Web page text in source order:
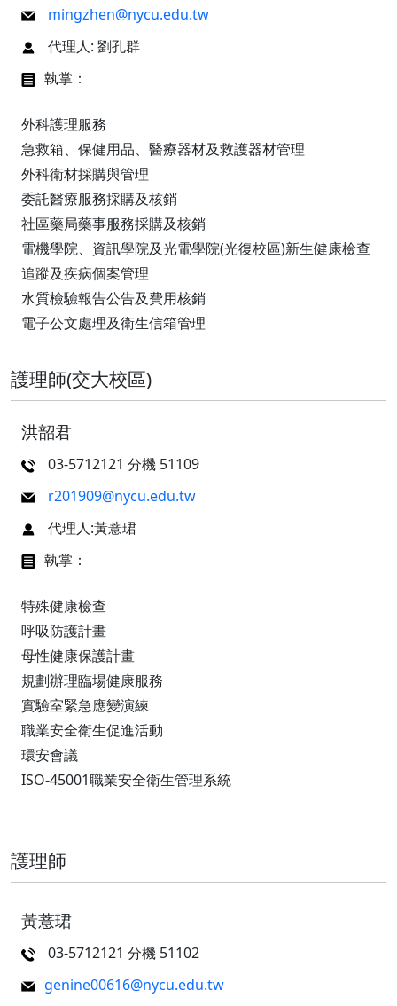
mingzhen@nycu.edu.tw
代理人: 劉孔群
執掌：
外科護理服務
急救箱、保健用品、醫療器材及救護器材管理
外科衛材採購與管理
委託醫療服務採購及核銷
社區藥局藥事服務採購及核銷
電機學院、資訊學院及光電學院(光復校區)新生健康檢查
追蹤及疾病個案管理
水質檢驗報告公告及費用核銷
電子公文處理及衛生信箱管理
護理師(交大校區)
洪韶君
03-5712121 分機 51109
r201909@nycu.edu.tw
代理人:黃薏珺
執掌：
特殊健康檢查
呼吸防護計畫
母性健康保護計畫
規劃辦理臨場健康服務
實驗室緊急應變演練
職業安全衛生促進活動
環安會議
ISO-45001職業安全衛生管理系統
護理師
黃薏珺
03-5712121 分機 51102
genine00616@nycu.edu.tw